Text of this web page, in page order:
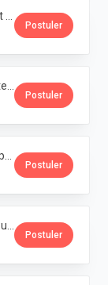
Postuler
Postuler
Postuler
Postuler